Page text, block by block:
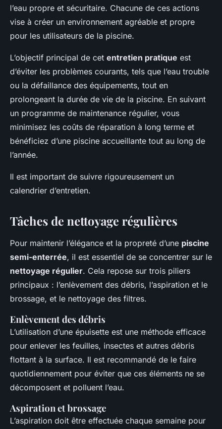
l’eau propre et sécuritaire. Chacune de ces actions
vise à créer un environnement agréable et propre
pour les utilisateurs de la piscine.
L’objectif principal de cet entretien pratique est
d’éviter les problèmes courants, tels que l’eau trouble
ou la défaillance des équipements, tout en
prolongeant la durée de vie de la piscine. En suivant
un programme de maintenance régulier, vous
minimisez les coûts de réparation à long terme et
bénéficiez d’une piscine accueillante tout au long de
l’année.
Il est important de suivre rigoureusement un
calendrier d’entretien.
Tâches de nettoyage régulières
Pour maintenir l’élégance et la propreté d’une piscine
semi-enterrée, il est essentiel de se concentrer sur le
nettoyage régulier. Cela repose sur trois piliers
principaux : l’enlèvement des débris, l’aspiration et le
brossage, et le nettoyage des filtres.
Enlèvement des débris
L’utilisation d’une épuisette est une méthode efficace
pour enlever les feuilles, insectes et autres débris
flottant à la surface. Il est recommandé de le faire
quotidiennement pour éviter que ces éléments ne se
décomposent et polluent l’eau.
Aspiration et brossage
L’aspiration doit être effectuée chaque semaine pour